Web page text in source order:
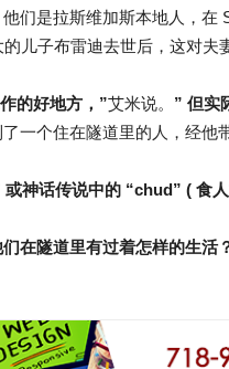
们是拉斯维加斯本地人，在
儿子布雷迪去世后，这对夫
的好地方，”艾米说。 ” 但实
一个住在隧道里的人，经他
神话传说中的 “chud” ( 食人
在隧道里有过着怎样的生活